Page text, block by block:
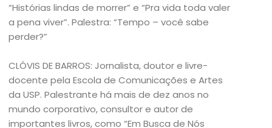
“Histórias lindas de morrer” e “Pra vida toda valer
a pena viver”. Palestra: “Tempo – você sabe
perder?”
CLÓVIS DE BARROS: Jornalista, doutor e livre-
docente pela Escola de Comunicações e Artes
da USP. Palestrante há mais de dez anos no
mundo corporativo, consultor e autor de
importantes livros, como “Em Busca de Nós